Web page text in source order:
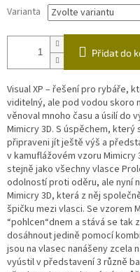
Varianta
Přidat do
Visual XP – řešení pro rybáře,
viditelný, ale pod vodou skoro
věnoval mnoho času a úsilí do
Mimicry 3D. S úspěchem,
připraveni jít ještě výš a
v kamuflážovém vzoru
stejně jako všechny vlasce
odolností proti oděru, ale nyní
Mimicry 3D, která z něj
špičku mezi vlasci. Se vzorem
“pohlcen“dnem a stává se tak
dosáhnout jedině pomocí
jsou na vlasec nanášeny zcela
vyústil v představení 3 různě